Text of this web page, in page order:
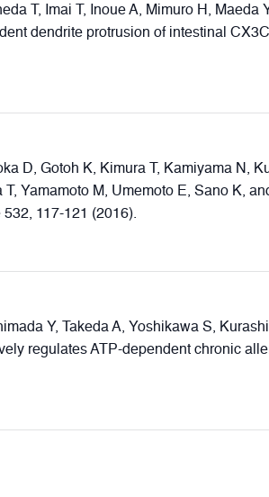
T, Imai T, Inoue A, Mimuro H, Maeda
dendrite protrusion of intestinal
D, Gotoh K, Kimura T, Kamiyama N,
Yamamoto M, Umemoto E, Sano K,
117-121 (2016).
Y, Takeda A, Yoshikawa S,
regulates ATP-dependent chronic